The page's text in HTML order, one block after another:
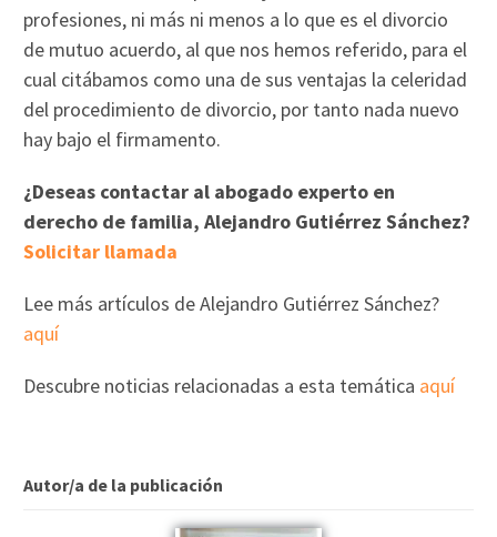
profesiones, ni más ni menos a lo que es el divorcio
de mutuo acuerdo, al que nos hemos referido, para el
cual citábamos como una de sus ventajas la celeridad
del procedimiento de divorcio, por tanto nada nuevo
hay bajo el firmamento.
¿Deseas contactar al abogado experto en
derecho de familia, Alejandro Gutiérrez Sánchez?
Solicitar llamada
Lee más artículos de Alejandro Gutiérrez Sánchez?
aquí
Descubre noticias relacionadas a esta temática aquí
Autor/a de la publicación